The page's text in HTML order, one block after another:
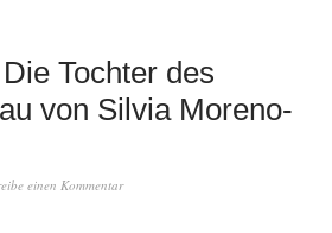
Tochter des
von Silvia Moreno-
einen Kommentar